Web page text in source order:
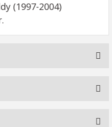
(1997-2004)